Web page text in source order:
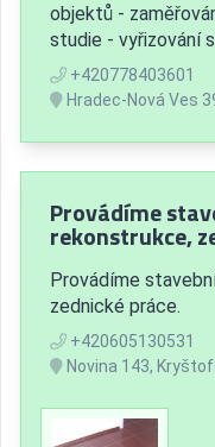
objektů -
studie - vyřizování
+420778403601
Hradec-Nová Ves
Provádíme
rekonstrukce,
Provádíme
zednické práce.
+420605130531
Novina 143,